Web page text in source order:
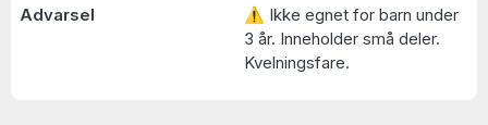
Advarsel
⚠ Ikke egnet for barn under
3 år. Inneholder små deler.
Kvelningsfare.